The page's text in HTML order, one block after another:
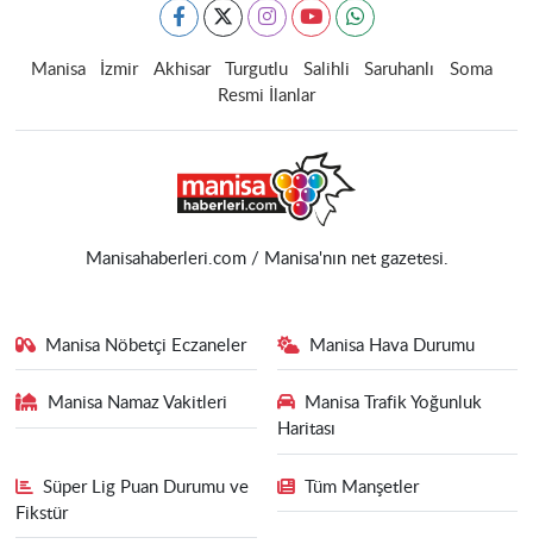
Manisa İzmir Akhisar Turgutlu Salihli Saruhanlı
Soma
Resmi İlanlar
Manisahaberleri.com / Manisa'nın net gazetesi.
Manisa Nöbetçi Eczaneler Manisa Hava Durumu
Manisa Namaz Vakitleri
Manisa Trafik Yoğunluk
Haritası
Süper Lig Puan Durumu ve
Fikstür
Tüm Manşetler